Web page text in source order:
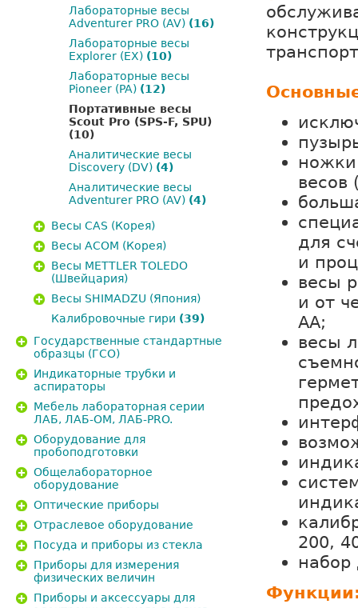
весов
для
и
весы
и от
АА;
весы
200,
набор
Лабораторные весы
Adventurer PRO (AV) (16)
Лабораторные весы
Explorer (EX) (10)
Лабораторные весы
Pioneer (PA) (12)
Портативные весы
Scout Pro (SPS-F, SPU)
(10)
Аналитические весы
Discovery (DV) (4)
Аналитические весы
Adventurer PRO (AV) (4)
Весы CAS (Корея)
Весы ACOM (Корея)
Весы METTLER TOLEDO
(Швейцария)
Весы SHIMADZU (Япония)
Калибровочные гири (39)
Государственные стандартные
образцы (ГСО)
Индикаторные трубки и
аспираторы
Мебель лабораторная серии
ЛАБ, ЛАБ-ОМ, ЛАБ-PRO.
Оборудование для
пробоподготовки
Общелабораторное
оборудование
Оптические приборы
Отраслевое оборудование
Посуда и приборы из стекла
Приборы для измерения
физических величин
Приборы и аксессуары для